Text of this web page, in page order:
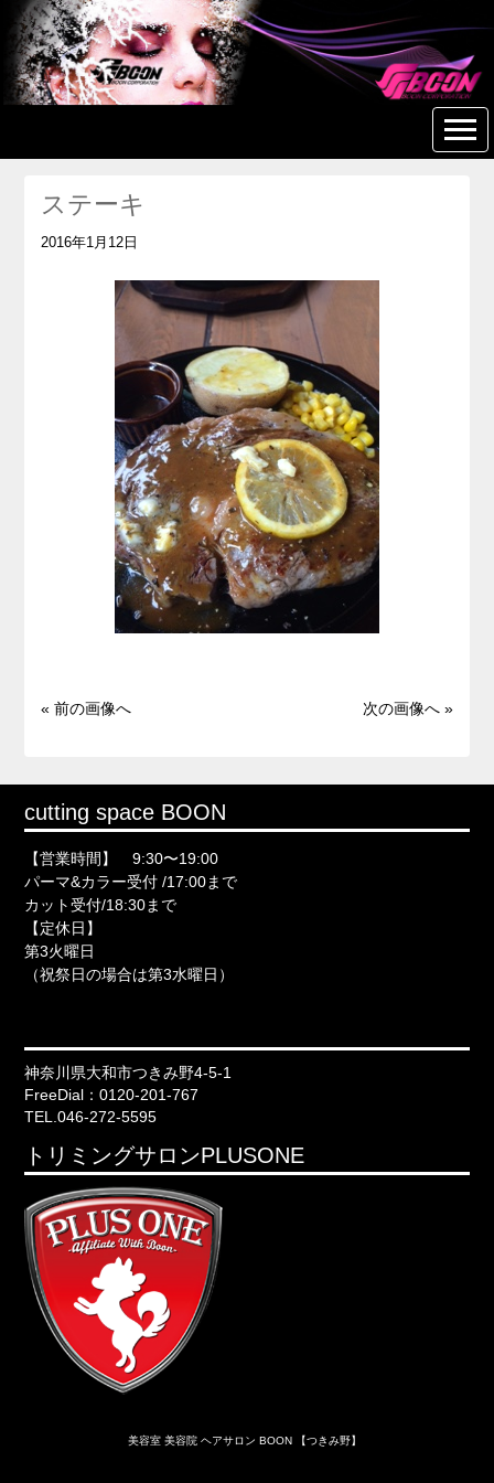
美容室 美容院 ヘアサロン
BOON 【つきみ野】
ステーキ
2016年1月12日
次の画像へ »
« 前の画像へ
cutting space BOON
【営業時間】 9:30〜19:00
パーマ&カラー受付 /17:00まで
カット受付/18:30まで
【定休日】
第3火曜日
（祝祭日の場合は第3水曜日）
神奈川県大和市つきみ野4-5-1
FreeDial：0120-201-767
TEL.046-272-5595
トリミングサロンPLUSONE
美容室 美容院 ヘアサロン BOON 【つきみ野】